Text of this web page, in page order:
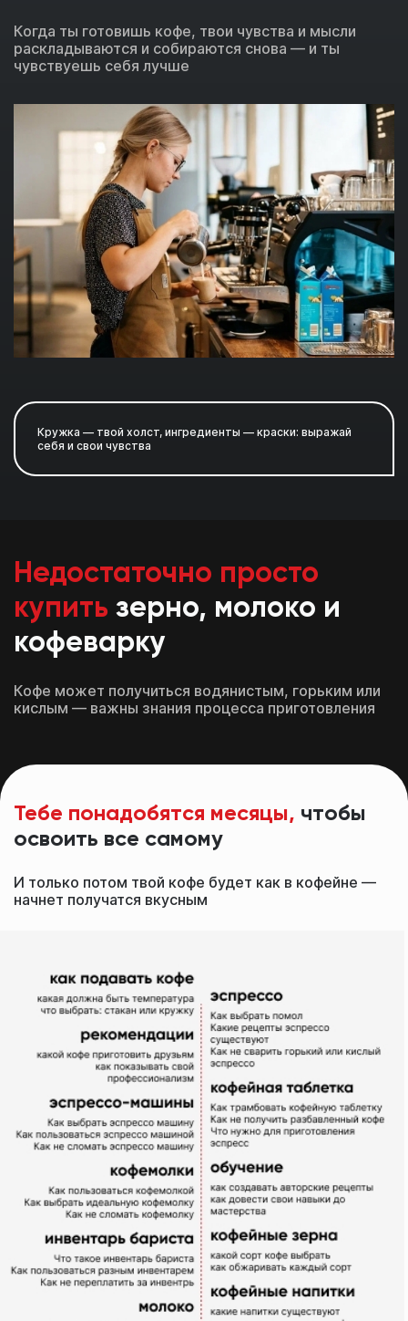
Когда ты готовишь кофе, твои чувства и мысли
раскладываются и собираются снова — и ты
чувствуешь себя лучше
Кружка — твой холст, ингредиенты — краски: выражай
себя и свои чувства
Недостаточно просто
купить зерно, молоко и
кофеварку
Кофе может получиться водянистым, горьким или
кислым — важны знания процесса приготовления
Тебе понадобятся месяцы, чтобы
освоить все самому
И только потом твой кофе будет как в кофейне —
начнет получатся вкусным